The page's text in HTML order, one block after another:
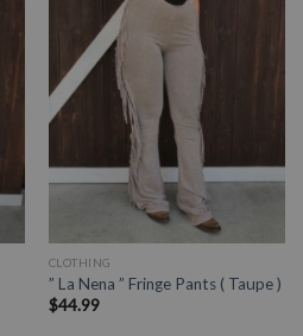
CLOTHING
” La Nena ” Fringe Pants ( Taupe )
$44.99